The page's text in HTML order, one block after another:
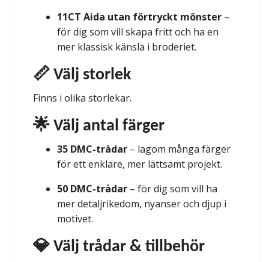
11CT Aida utan förtryckt mönster –
för dig som vill skapa fritt och ha en
mer klassisk känsla i broderiet.
📏 Välj storlek
Finns i olika storlekar.
🌟 Välj antal färger
35 DMC-trådar – lagom många färger
för ett enklare, mer lättsamt projekt.
50 DMC-trådar – för dig som vill ha
mer detaljrikedom, nyanser och djup i
motivet.
💎 Välj trådar & tillbehör